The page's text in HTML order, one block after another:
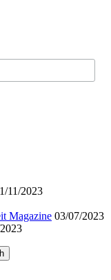
11/2023
Magazine 03/07/2023